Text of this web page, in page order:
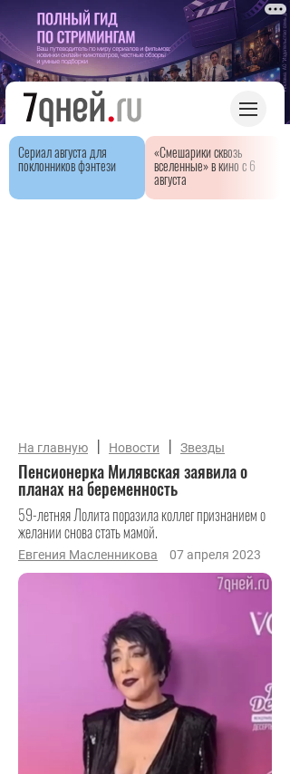
Сериал августа для
поклонников фэнтези
«Смешарики сквозь
вселенные» в кино с 6
августа
На главную | Новости | Звезды
Пенсионерка Милявская заявила о
планах на беременность
59-летняя Лолита поразила коллег признанием о
желании снова стать мамой.
Евгения Масленникова 07 апреля 2023